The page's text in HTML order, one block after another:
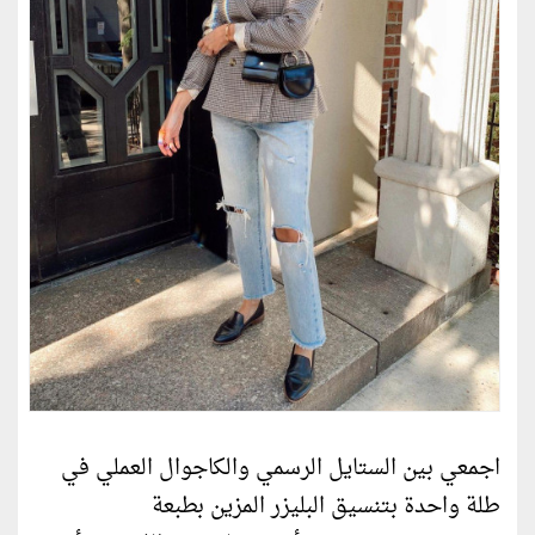
اجمعي بين الستايل الرسمي والكاجوال العملي في
طلة واحدة بتنسيق البليزر المزين بطبعة